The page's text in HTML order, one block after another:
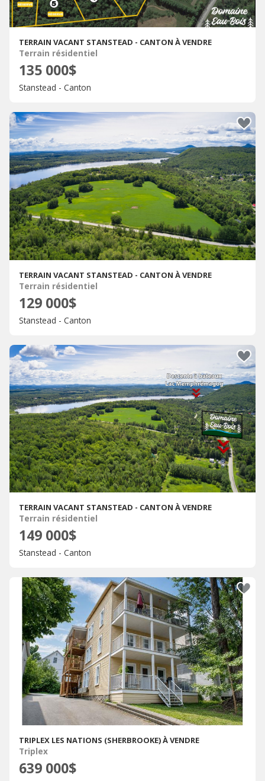
TERRAIN VACANT STANSTEAD - CANTON À VENDRE
Terrain résidentiel
135 000$
Stanstead - Canton
TERRAIN VACANT STANSTEAD - CANTON À VENDRE
Terrain résidentiel
129 000$
Stanstead - Canton
TERRAIN VACANT STANSTEAD - CANTON À VENDRE
Terrain résidentiel
149 000$
Stanstead - Canton
TRIPLEX LES NATIONS (SHERBROOKE) À VENDRE
Triplex
639 000$